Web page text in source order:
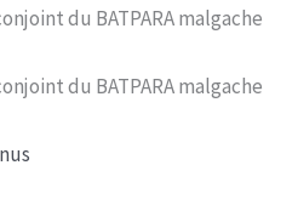
du BATPARA malgache
du BATPARA malgache